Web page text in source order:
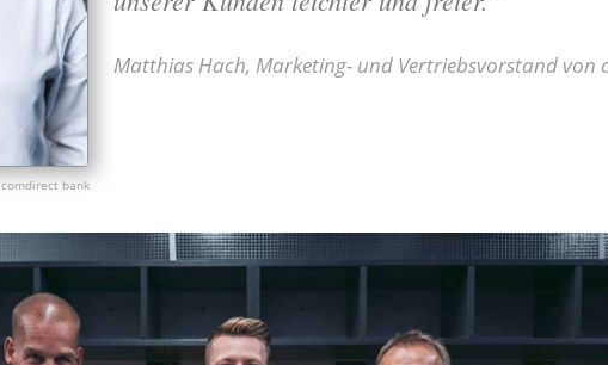
comdirect bank
Matthias Hach, Marketing- und Vertriebsvorstand von